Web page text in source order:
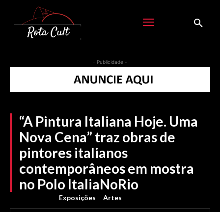
- Publicidade -
“A Pintura Italiana Hoje. Uma
Nova Cena” traz obras de
pintores italianos
contemporâneos em mostra
no Polo ItaliaNoRio
Exposições Artes